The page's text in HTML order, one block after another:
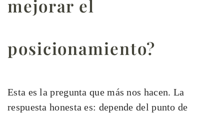
mejorar el
posicionamiento?
Esta es la pregunta que más nos hacen. La
respuesta honesta es: depende del punto de